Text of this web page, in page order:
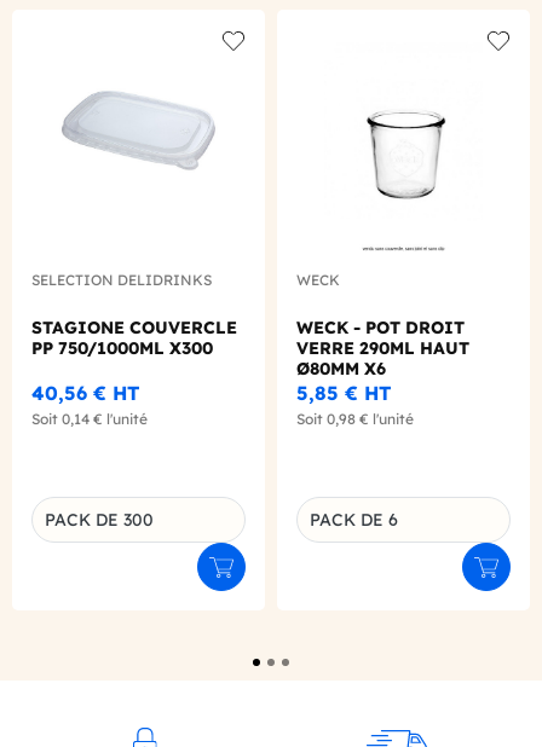
SELECTION DELIDRINKS
STAGIONE COUVERCLE
PP 750/1000ML X300
40,56 € HT
Soit 0,14 € l'unité
Déclinaison du produit
PACK DE 300
Ajouter au panier
WECK
WECK - POT DROIT
VERRE 290ML HAUT
Ø80MM X6
5,85 € HT
Soit 0,98 € l'unité
Déclinaison du produit
PACK DE 6